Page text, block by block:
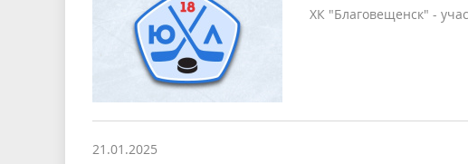
ХК "Благовещенск" -
21.01.2025